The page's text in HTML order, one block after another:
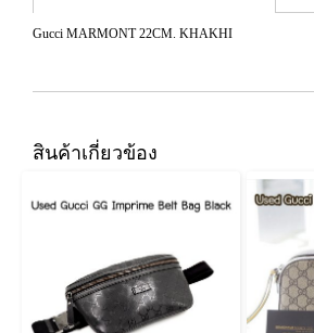
Gucci MARMONT 22CM. KHAKHI
สินค้าเกี่ยวข้อง